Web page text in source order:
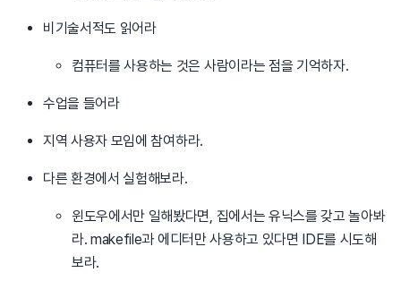
비기술서적도 읽어라
컴퓨터를 사용하는 것은 사람이라는 점을 기억하자.
수업을 들어라
지역 사용자 모임에 참여하라.
다른 환경에서 실험해보라.
윈도우에서만 일해봤다면, 집에서는 유닉스를 갖고 놀아봐
라. makefile과 에디터만 사용하고 있다면 IDE를 시도해
보라.